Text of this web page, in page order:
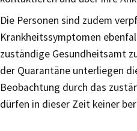
Die Personen sind zudem
Krankheitssymptomen
zuständige Gesundheitsamt
der Quarantäne unterliegen
Beobachtung durch das
dürfen in dieser Zeit keiner